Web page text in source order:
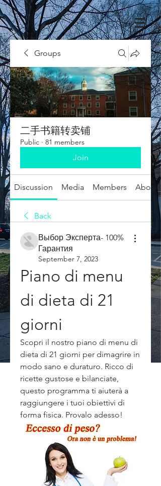
Groups
二手书籍转卖铺
Public · 81 members
Join
Discussion Media Members About
Back
Выбор Эксперта- 100%
Гарантия
September 7, 2023
Piano di menu
di dieta di 21
giorni
Scopri il nostro piano di menu di
dieta di 21 giorni per dimagrire in
modo sano e duraturo. Ricco di
ricette gustose e bilanciate,
questo programma ti aiuterà a
raggiungere i tuoi obiettivi di
forma fisica. Provalo adesso!